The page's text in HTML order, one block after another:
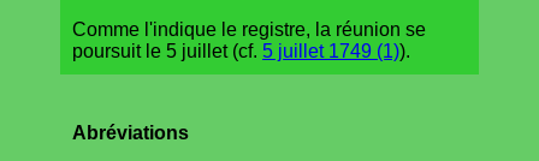
Comme l'indique le registre, la réunion se
poursuit le 5 juillet (cf. 5 juillet 1749 (1)).
Abréviations